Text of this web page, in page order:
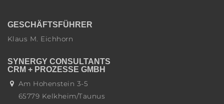
GESCHÄFTSFÜHRER
Klaus M. Eichhorn
SYNERGY CONSULTANTS
CRM + PROZESSE GMBH
Am Hohenstein 3-5
65779 Kelkheim/Taunus